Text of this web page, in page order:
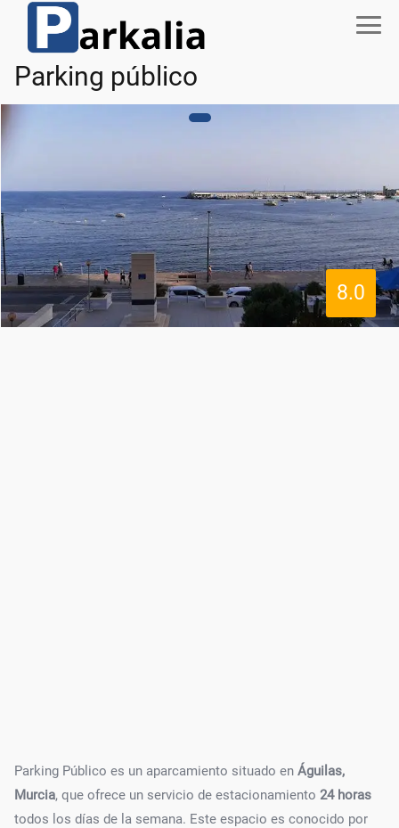
Parking público
8.0
Parking Público es un aparcamiento situado en Águilas,
Murcia, que ofrece un servicio de estacionamiento 24 horas
todos los días de la semana. Este espacio es conocido por